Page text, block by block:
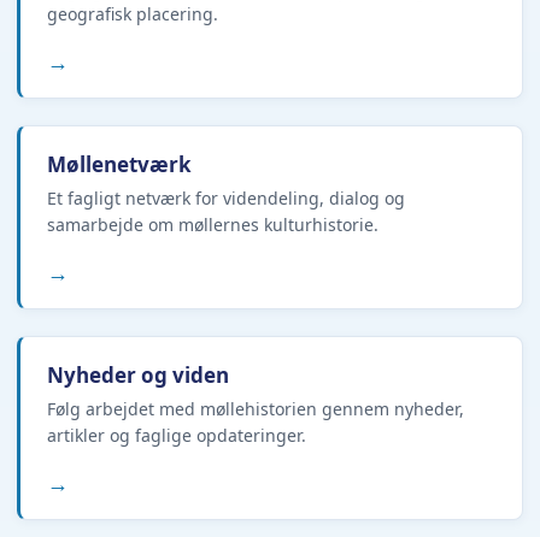
geografisk placering.
→
Møllenetværk
Et fagligt netværk for videndeling, dialog og
samarbejde om møllernes kulturhistorie.
→
Nyheder og viden
Følg arbejdet med møllehistorien gennem nyheder,
artikler og faglige opdateringer.
→